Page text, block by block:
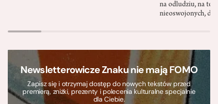
na odludziu, na
nieoswojonych,
Newsletterowicze Znaku nie mają FOMO
Zapisz się i otrzymaj dostęp do nowych tekstów przed
premierą, zniżki, prezenty i polecenia kulturalne specjalnie
dla Ciebie.